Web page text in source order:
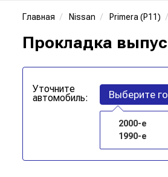
Главная Nissan Primera (P11)
Прокладка
Уточните
автомобиль: Выберите
2000-е
1990-е